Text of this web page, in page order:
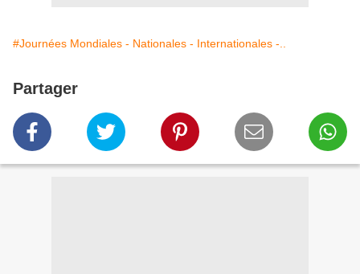
#Journées Mondiales - Nationales - Internationales -..
Partager